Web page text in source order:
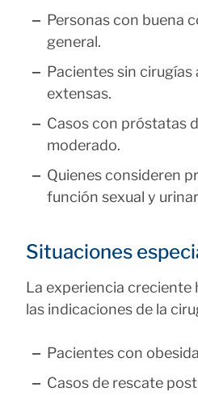
Personas con buena
general.
Pacientes sin
extensas.
Casos con próstatas
moderado.
Quienes consideren
función sexual y
Situaciones
La experiencia creciente
las indicaciones de la
Pacientes con
Casos de rescate